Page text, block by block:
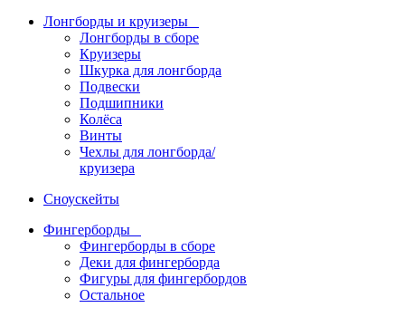
Лонгборды и круизеры
Лонгборды в сборе
Круизеры
Шкурка для лонгборда
Подвески
Подшипники
Колёса
Винты
Чехлы для лонгборда/
круизера
Сноускейты
Фингерборды
Фингерборды в сборе
Деки для фингерборда
Фигуры для фингербордов
Остальное